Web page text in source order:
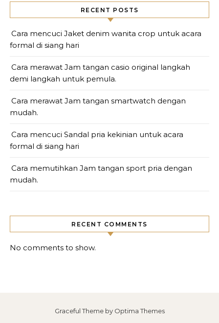
RECENT POSTS
Cara mencuci Jaket denim wanita crop untuk acara
formal di siang hari
Cara merawat Jam tangan casio original langkah
demi langkah untuk pemula.
Cara merawat Jam tangan smartwatch dengan
mudah.
Cara mencuci Sandal pria kekinian untuk acara
formal di siang hari
Cara memutihkan Jam tangan sport pria dengan
mudah.
RECENT COMMENTS
No comments to show.
Graceful Theme by Optima Themes